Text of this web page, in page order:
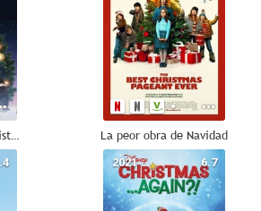
Jack in Time for Christmas La peor obra de Navidad
6.7
2021